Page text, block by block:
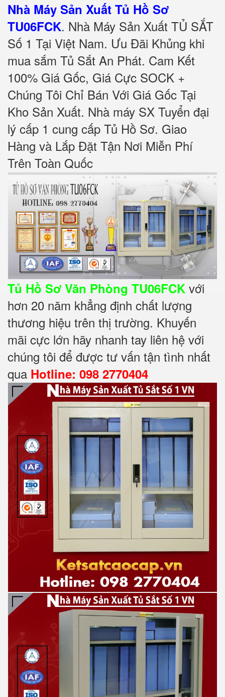
Nhà Máy Sản Xuất Tủ Hồ Sơ
TU06FCK. Nhà Máy Sản Xuất TỦ SẮT
Số 1 Tại Việt Nam. Ưu Đãi Khủng khi
mua sắm Tủ Sắt An Phát. Cam Kết
100% Giá Gốc, Giá Cực SOCK +
Chúng Tôi Chỉ Bán Với Giá Gốc Tại
Kho Sản Xuất. Nhà máy SX Tuyển đại
lý cấp 1 cung cấp Tủ Hồ Sơ. Giao
Hàng và Lắp Đặt Tận Nơi Miễn Phí
Trên Toàn Quốc
Tủ Hồ Sơ Văn Phòng TU06FCK với
hơn 20 năm khẳng định chất lượng
thương hiệu trên thị trường. Khuyến
mãi cực lớn hãy nhanh tay liên hệ với
chúng tôi để được tư vấn tận tình nhất
qua Hotline: 098 2770404